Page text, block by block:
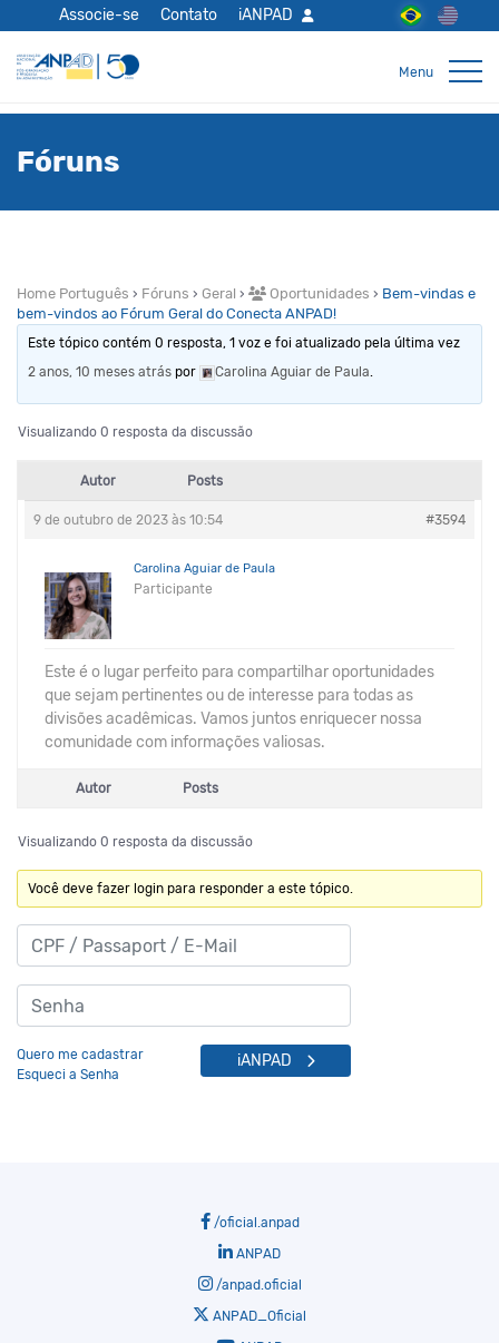
Associe-se Contato iANPAD
Fóruns
Home Português › Fóruns › Geral › Oportunidades › Bem-vindas e
bem-vindos ao Fórum Geral do Conecta ANPAD!
Este tópico contém 0 resposta, 1 voz e foi atualizado pela última vez
2 anos, 10 meses atrás por Carolina Aguiar de Paula.
Visualizando 0 resposta da discussão
Autor Posts
9 de outubro de 2023 às 10:54 #3594
Carolina Aguiar de Paula
Participante
Este é o lugar perfeito para compartilhar oportunidades
que sejam pertinentes ou de interesse para todas as
divisões acadêmicas. Vamos juntos enriquecer nossa
comunidade com informações valiosas.
Autor Posts
Visualizando 0 resposta da discussão
Você deve fazer login para responder a este tópico.
Quero me cadastrar
Esqueci a Senha
iANPAD
/oficial.anpad
ANPAD
/anpad.oficial
ANPAD_Oficial